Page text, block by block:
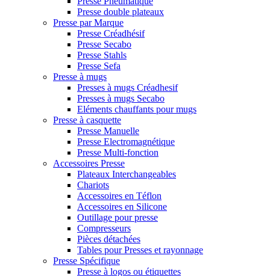
Presse double plateaux
Presse par Marque
Presse Créadhésif
Presse Secabo
Presse Stahls
Presse Sefa
Presse à mugs
Presses à mugs Créadhesif
Presses à mugs Secabo
Eléments chauffants pour mugs
Presse à casquette
Presse Manuelle
Presse Electromagnétique
Presse Multi-fonction
Accessoires Presse
Plateaux Interchangeables
Chariots
Accessoires en Téflon
Accessoires en Silicone
Outillage pour presse
Compresseurs
Pièces détachées
Tables pour Presses et rayonnage
Presse Spécifique
Presse à logos ou étiquettes